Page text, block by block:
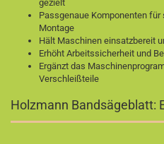
gezielt
Passgenaue Komponenten
Montage
Hält Maschinen einsatzbereit
Erhöht Arbeitssicherheit und
Ergänzt das
Verschleißteile
Holzmann Bandsägeblatt: